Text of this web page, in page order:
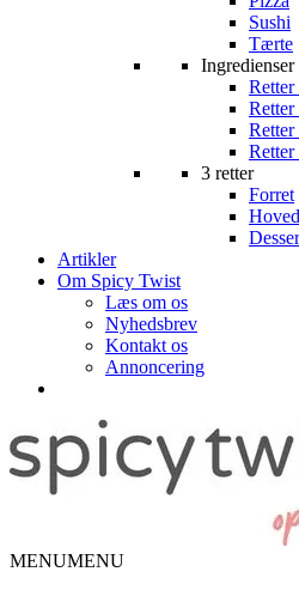
Sushi
Tærte
Ingredienser
Retter
Retter
3 retter
Forret
Artikler
Om Spicy Twist
Læs om os
Nyhedsbrev
Kontakt os
Annoncering
MENUMENU